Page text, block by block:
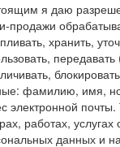
я даю
продажи
хранить,
фамилию, имя,
электронной
работах,
данных и